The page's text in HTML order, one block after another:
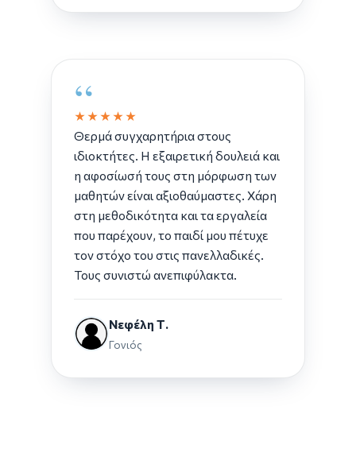
“
★★★★★
Θερμά συγχαρητήρια στους
ιδιοκτήτες. Η εξαιρετική δουλειά και
η αφοσίωσή τους στη μόρφωση των
μαθητών είναι αξιοθαύμαστες. Χάρη
στη μεθοδικότητα και τα εργαλεία
που παρέχουν, το παιδί μου πέτυχε
τον στόχο του στις πανελλαδικές.
Τους συνιστώ ανεπιφύλακτα.
Νεφέλη Τ.
Γονιός